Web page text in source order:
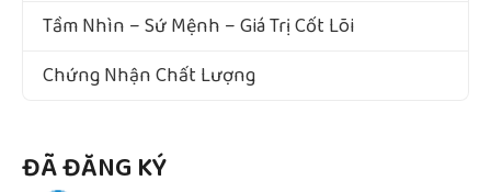
Tầm Nhìn – Sứ Mệnh – Giá Trị Cốt Lõi
Chứng Nhận Chất Lượng
ĐÃ ĐĂNG KÝ